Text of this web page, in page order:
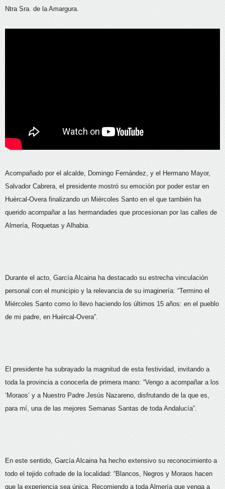
Ntra Sra. de la Amargura.
Acompañado por el alcalde, Domingo Fernández, y el Hermano Mayor,
Salvador Cabrera, el presidente mostró su emoción por poder estar en
Huércal-Overa finalizando un Miércoles Santo en el que también ha
querido acompañar a las hermandades que procesionan por las calles de
Almería, Roquetas y Alhabia.
Durante el acto, García Alcaina ha destacado su estrecha vinculación
personal con el municipio y la relevancia de su imaginería: “Termino el
Miércoles Santo como lo llevo haciendo los últimos 15 años: en el pueblo
de mi padre, en Huércal-Overa”.
El presidente ha subrayado la magnitud de esta festividad, invitando a
toda la provincia a conocerla de primera mano: “Vengo a acompañar a los
‘Moraos’ y a Nuestro Padre Jesús Nazareno, disfrutando de la que es,
para mí, una de las mejores Semanas Santas de toda Andalucía”.
En este sentido, García Alcaina ha hecho extensivo su reconocimiento a
todo el tejido cofrade de la localidad: “Blancos, Negros y Moraos hacen
que la experiencia sea única. Recomiendo a toda Almería que venga a